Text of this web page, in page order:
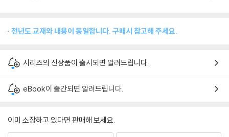
전년도 교재와 내용이 동일합니다. 구매시 참고해 주세요.
시리즈의 신상품이 출시되면 알려드립니다.
eBook이 출간되면 알려드립니다.
이미 소장하고 있다면 판매해 보세요.